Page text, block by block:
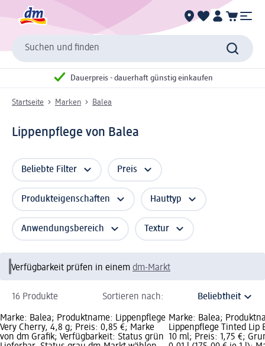
Suchen und finden
Dauerpreis - dauerhaft günstig einkaufen
Startseite Marken Balea
Lippenpflege von Balea
Beliebte Filter Preis
Produkteigenschaften Hauttyp
Anwendungsbereich Textur
Verfügbarkeit prüfen in einem dm-Markt
16 Produkte Sortieren nach:
Marke: Balea; Produktname: Lippenpflege
Very Cherry, 4,8 g; Preis: 0,85 €; Marke
von dm Grafik; Verfügbarkeit: Status grün
Marke: Balea;
Lippenpflege Tinted Lip
10 ml; Preis: 1,75 €;